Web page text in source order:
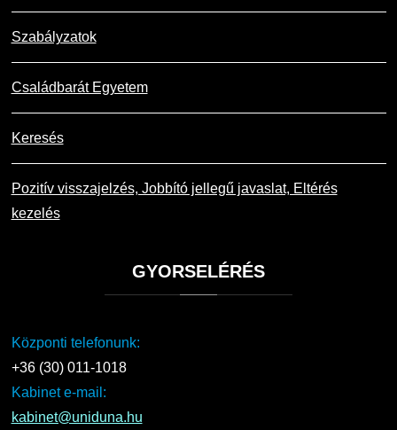
Szabályzatok
Családbarát Egyetem
Keresés
Pozitív visszajelzés, Jobbító jellegű javaslat, Eltérés
kezelés
GYORSELÉRÉS
Központi telefonunk:
+36 (30) 011-1018
Kabinet e-mail:
kabinet@uniduna.hu